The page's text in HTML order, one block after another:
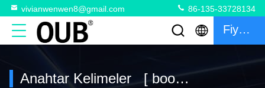
vivianwenwen8@gmail.com 86-135-33728134
Fiyat Teklifi
Anahtar Kelimeler [ boom seal kit for ] Eşleşme 120 Ürünler